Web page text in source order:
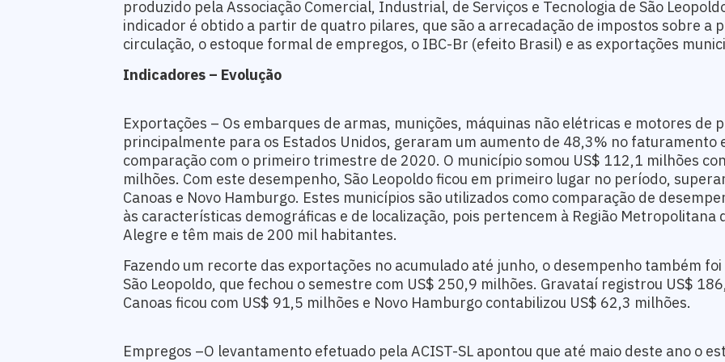
produzido pela Associação Comercial, Industrial, de Serviços e Tecnologia de São
indicador é obtido a partir de quatro pilares, que são a arrecadação de impostos sobre a
circulação, o estoque formal de empregos, o IBC-Br (efeito Brasil) e as exportações
Indicadores – Evolução
Exportações – Os embarques de armas, munições, máquinas não elétricas e motores de
principalmente para os Estados Unidos, geraram um aumento de 48,3% no faturamento
comparação com o primeiro trimestre de 2020. O município somou US$ 112,1 milhões
milhões. Com este desempenho, São Leopoldo ficou em primeiro lugar no período,
Canoas e Novo Hamburgo. Estes municípios são utilizados como comparação de
às características demográficas e de localização, pois pertencem à Região Metropolitana
Alegre e têm mais de 200 mil habitantes.
Fazendo um recorte das exportações no acumulado até junho, o desempenho também
São Leopoldo, que fechou o semestre com US$ 250,9 milhões. Gravataí registrou US$
Canoas ficou com US$ 91,5 milhões e Novo Hamburgo contabilizou US$ 62,3 milhões.
Empregos –O levantamento efetuado pela ACIST-SL apontou que até maio deste ano o